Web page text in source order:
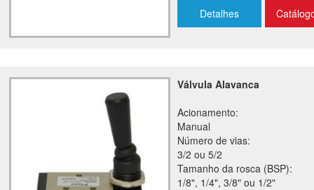
Detalhes
Válvula Alavanca
Acionamento:
Manual
Número de vias:
3/2 ou 5/2
Tamanho da rosca (BSP):
1/8", 1/4", 3/8" ou 1/2"